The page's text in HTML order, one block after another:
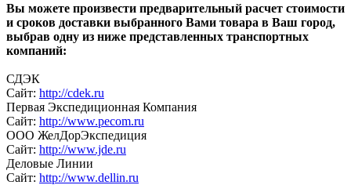
Вы можете произвести предварительный расчет стоимости
и сроков доставки выбранного Вами товара в Ваш город,
выбрав одну из ниже представленных транспортных
компаний:
СДЭК
Сайт: http://cdek.ru
Первая Экспедиционная Компания
Сайт: http://www.pecom.ru
ООО ЖелДорЭкспедиция
Сайт: http://www.jde.ru
Деловые Линии
Сайт: http://www.dellin.ru